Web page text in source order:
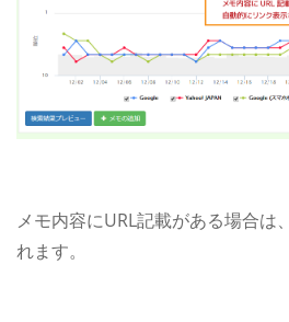
メモ内容にURL記載がある場合は
れます。